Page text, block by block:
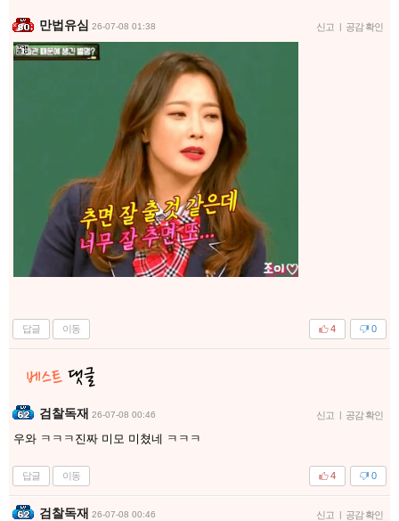
만법유심 26-07-08 01:38 신고 | 공감 확인
답글 이동 0
4
검찰독재 26-07-08 00:46 신고 | 공감 확인
우와 ㅋㅋㅋ진짜 미모 미쳤네 ㅋㅋㅋ
답글 이동 0
4
검찰독재 26-07-08 00:46 신고 | 공감 확인